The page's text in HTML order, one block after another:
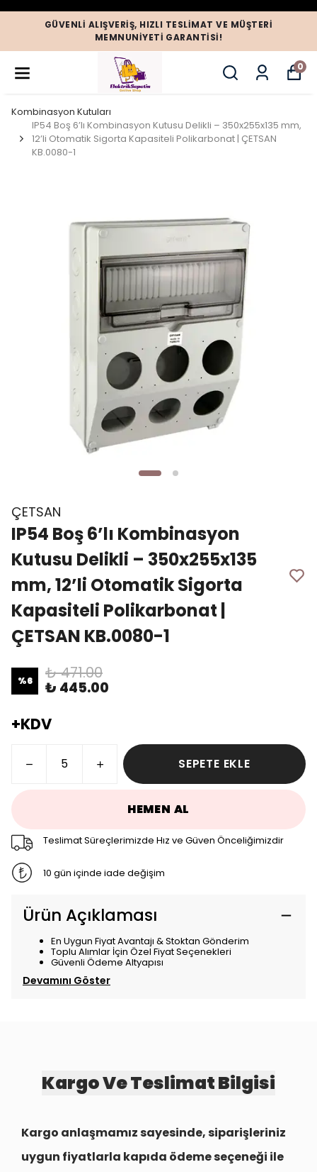
GÜVENLI ALIŞVERIŞ, HIZLI TESLIMAT VE MÜŞTERI
MEMNUNIYETI GARANTISI!
0
Kombinasyon Kutuları
IP54 Boş 6’lı Kombinasyon Kutusu Delikli – 350x255x135 mm,
12’li Otomatik Sigorta Kapasiteli Polikarbonat | ÇETSAN
KB.0080-1
ÇETSAN
IP54 Boş 6’lı Kombinasyon
Kutusu Delikli – 350x255x135
mm, 12’li Otomatik Sigorta
Kapasiteli Polikarbonat |
ÇETSAN KB.0080-1
%6 ₺ 471.00
₺ 445.00
+KDV
SEPETE EKLE
HEMEN AL
Teslimat Süreçlerimizde Hız ve Güven Önceliğimizdir
10 gün içinde iade değişim
Ürün Açıklaması
En Uygun Fiyat Avantajı & Stoktan Gönderim
Toplu Alımlar İçin Özel Fiyat Seçenekleri
Güvenli Ödeme Altyapısı
Devamını Göster
Kargo Ve Teslimat Bilgisi
Kargo anlaşmamız sayesinde, siparişleriniz
uygun fiyatlarla kapıda ödeme seçeneği ile